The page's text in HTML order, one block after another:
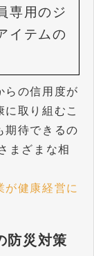
専用のジ
イテムの
らの信用度が
取り組むこ
期待できるの
まざまな相
が健康経営に
防災対策